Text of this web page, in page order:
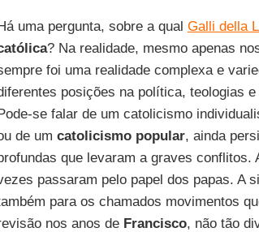
uma pergunta, sobre a qual Galli della
? Na realidade, mesmo apenas
foi uma realidade complexa e
posições na política, teologias
se falar de um catolicismo
de um catolicismo popular, ainda
que levaram a graves conflitos.
passaram pelo papel dos papas. A
para os chamados movimentos
nos anos de Francisco, não tão